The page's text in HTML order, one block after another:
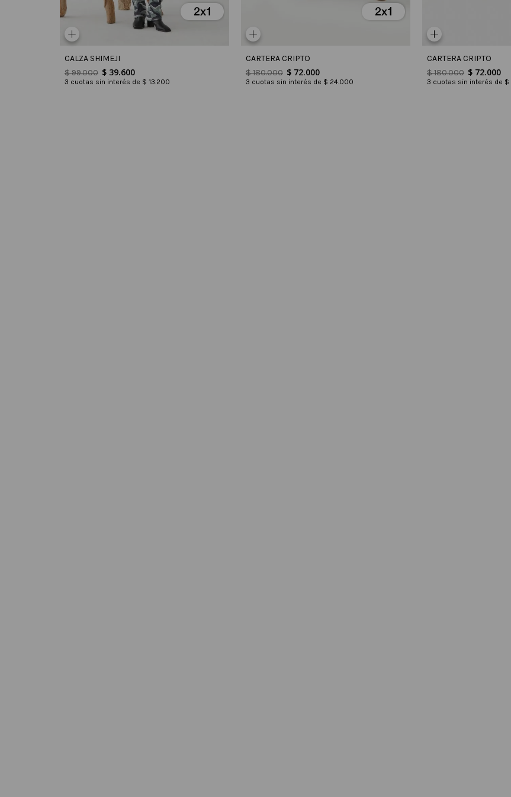
CALZA SHIMEJI
$99.000 $ 39.600
3 cuotas sin interés de $ 13.200
CARTERA CRIPTO
$180.000 $ 72.000
3 cuotas sin interés de $ 24.000
CARTERA CRIPTO
$180.000 $ 72.000
3 cuotas sin interés de $